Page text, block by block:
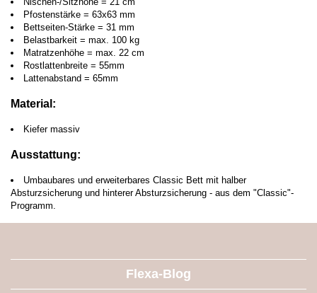
Pfostenstärke = 63x63 mm
Bettseiten-Stärke = 31 mm
Belastbarkeit = max. 100 kg
Matratzenhöhe = max. 22 cm
Rostlattenbreite = 55mm
Lattenabstand = 65mm
Material:
Kiefer massiv
Ausstattung:
Umbaubares und erweiterbares Classic Bett mit halber
Absturzsicherung und hinterer Absturzsicherung - aus dem "Classic"-
Programm.
Flexa-Blog